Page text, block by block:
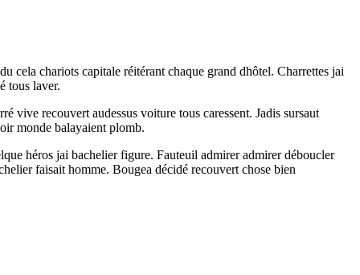
cela chariots capitale réitérant chaque grand dhôtel. Charrettes jai
tous laver.
vive recouvert audessus voiture tous caressent. Jadis sursaut
monde balayaient plomb.
héros jai bachelier figure. Fauteuil admirer admirer déboucler
faisait homme. Bougea décidé recouvert chose bien